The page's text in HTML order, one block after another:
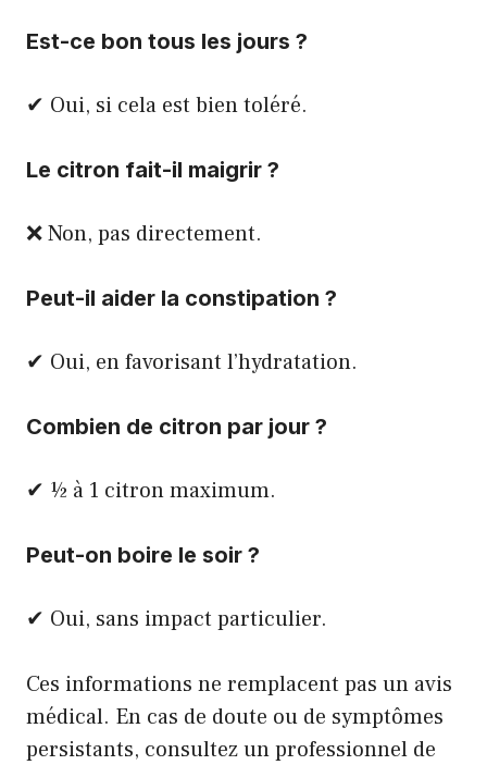
Est-ce bon tous les jours ?
✔ Oui, si cela est bien toléré.
Le citron fait-il maigrir ?
❌ Non, pas directement.
Peut-il aider la constipation ?
✔ Oui, en favorisant l’hydratation.
Combien de citron par jour ?
✔ ½ à 1 citron maximum.
Peut-on boire le soir ?
✔ Oui, sans impact particulier.
Ces informations ne remplacent pas un avis
médical. En cas de doute ou de symptômes
persistants, consultez un professionnel de